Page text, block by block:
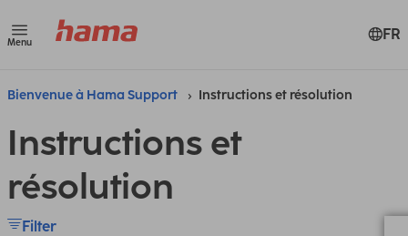
Menu FR
Bienvenue à Hama Support Instructions et résolution
Instructions et
résolution
Filter